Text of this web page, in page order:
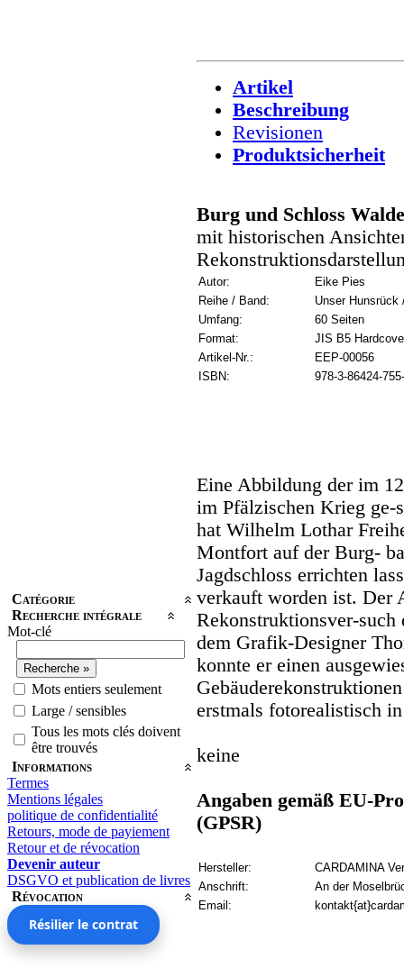
Catégorie
Recherche intégrale
Mot-clé
Mots entiers seulement
Large / sensibles
Tous les mots clés doivent
être trouvés
Informations
Termes
Mentions légales
politique de confidentialité
Retours, mode de payiement
Retour et de révocation
Devenir auteur
DSGVO et publication de livres
Révocation
Résilier le contrat
Artikel
Beschreibung
Revisionen
Produktsicherheit
Burg und Schloss
mit historischen
Autor:
Eike Pies
Reihe / Band:
Unser Hunsrück
Umfang:
60 Seiten
Format:
JIS B5
Artikel-Nr.:
EEP-00056
ISBN:
978-3-86424-
Eine Abbildung der im
im Pfälzischen Krieg ge-
hat Wilhelm Lothar
Montfort auf der Burg-
Jagdschloss errichten
verkauft worden ist. Der
Rekonstruktionsver-such
dem Grafik-Designer
konnte er einen
erstmals fotorealistisch
keine
Angaben gemäß EU-
(GPSR)
Hersteller:
CARDAMINA
Anschrift:
An der
Email: